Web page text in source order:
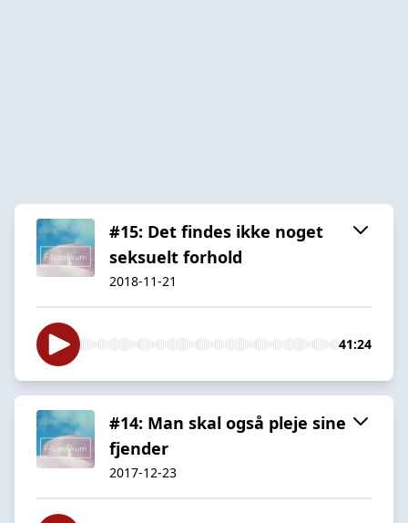
#15: Det findes ikke noget
seksuelt forhold
2018-11-21
41:24
#14: Man skal også pleje sine
fjender
2017-12-23